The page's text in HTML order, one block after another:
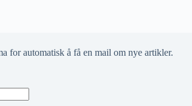
for automatisk å få en mail om nye artikler.